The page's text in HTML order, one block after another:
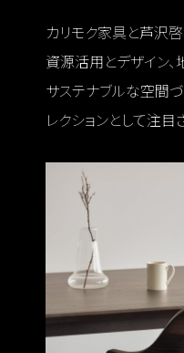
カリモク家具と芦沢啓
資源活用とデザイン、
サステナブルな空間
レクションとして注目